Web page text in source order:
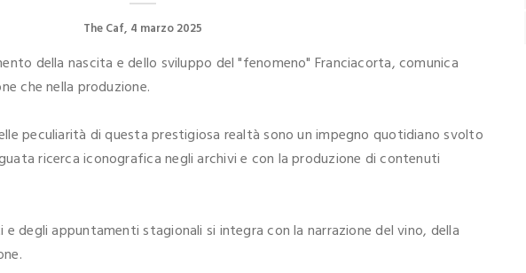
The Caf 4 marzo 2025
della nascita e dello sviluppo del "fenomeno" Franciacorta, comunica
che nella produzione.
peculiarità di questa prestigiosa realtà sono un impegno quotidiano svolto
ricerca iconografica negli archivi e con la produzione di contenuti
e degli appuntamenti stagionali si integra con la narrazione del vino, della